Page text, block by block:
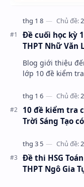
Đề cuối học kỳ
THPT Nhữ Văn
Blog giới thiệu
lớp 10 đề kiểm
10 đề kiểm tra
Trời Sáng Tạo
Đề thi HSG
THPT Ngô Gia